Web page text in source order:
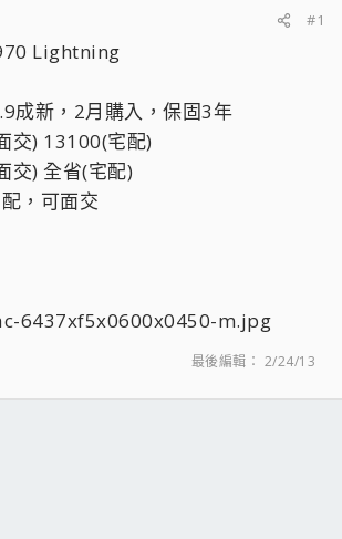
#1
Lightning
成新，2月購入，保固3年
交) 13100(宅配)
交) 全省(宅配)
，可面交
最後編輯： 2/24/13